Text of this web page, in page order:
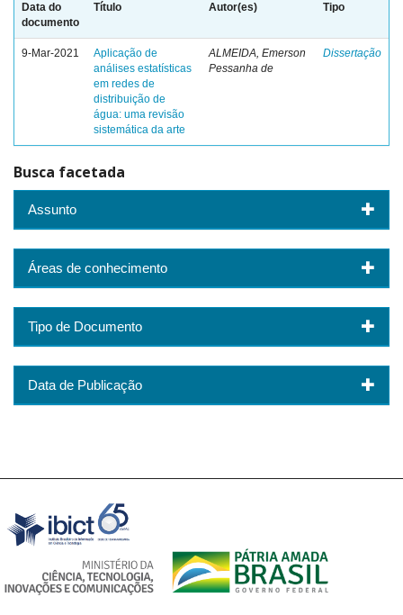
Data do
documento
Título Autor(es) Tipo
9-Mar-2021
Aplicação de
análises estatísticas
em redes de
distribuição de
água: uma revisão
sistemática da arte
ALMEIDA, Emerson
Pessanha de
Dissertação
Busca facetada
Assunto
Áreas de conhecimento
Tipo de Documento
Data de Publicação